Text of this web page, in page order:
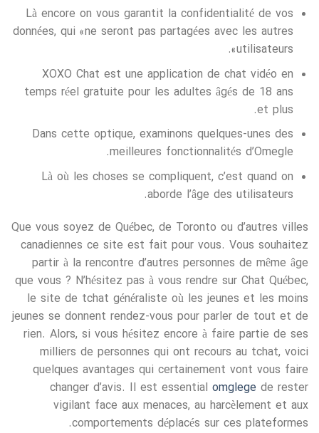
Là encore on vous garantit la confidentialité de vos
données, qui « ne seront pas partagées avec les autres
utilisateurs ».
XOXO Chat est une application de chat vidéo en
temps réel gratuite pour les adultes âgés de 18 ans
et plus.
Dans cette optique, examinons quelques-unes des
meilleures fonctionnalités d’Omegle.
Là où les choses se compliquent, c’est quand on
aborde l’âge des utilisateurs.
Que vous soyez de Québec, de Toronto ou d’autres villes
canadiennes ce site est fait pour vous. Vous souhaitez
partir à la rencontre d’autres personnes de même âge
que vous ? N’hésitez pas à vous rendre sur Chat Québec,
le site de tchat généraliste où les jeunes et les moins
jeunes se donnent rendez-vous pour parler de tout et de
rien. Alors, si vous hésitez encore à faire partie de ses
milliers de personnes qui ont recours au tchat, voici
quelques avantages qui certainement vont vous faire
changer d’avis. Il est essential omglege de rester
vigilant face aux menaces, au harcèlement et aux
comportements déplacés sur ces plateformes.